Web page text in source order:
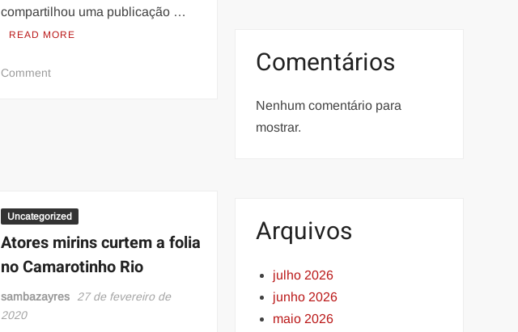
compartilhou uma publicação …
READ MORE
Commenton
Uncategorized
Atores mirins curtem a folia
no Camarotinho Rio
sambazayres
27 de fevereiro de
2020
Comentários
Nenhum comentário para
mostrar.
Arquivos
julho 2026
junho 2026
maio 2026